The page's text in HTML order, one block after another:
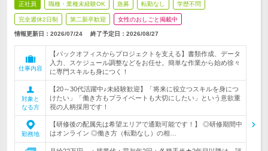
正社員 職種・業種未経験OK 急募 転勤なし 学歴不問
完全週休2日制 第二新卒歓迎 女性のおしごと掲載中
情報更新日：2026/07/24 終了予定日： 2026/08/27
仕事内容
【バックオフィスからプロジェクトを支える】書類作成、データ
入力、スケジュール調整などをお任せ。簡単な作業から始め徐々
に専門スキルも身につく！
対象と
なる方
【20～30代活躍中♪未経験歓迎】「将来に役立つスキルを身につ
けたい」「働き方もプライベートも大切にしたい」という意欲重
視の人柄採用です！
勤務地
【研修後の配属先は希望エリアで通勤可能です！】 ◎研修期間中
はオンライン ◎働き方（転勤なし）の相…